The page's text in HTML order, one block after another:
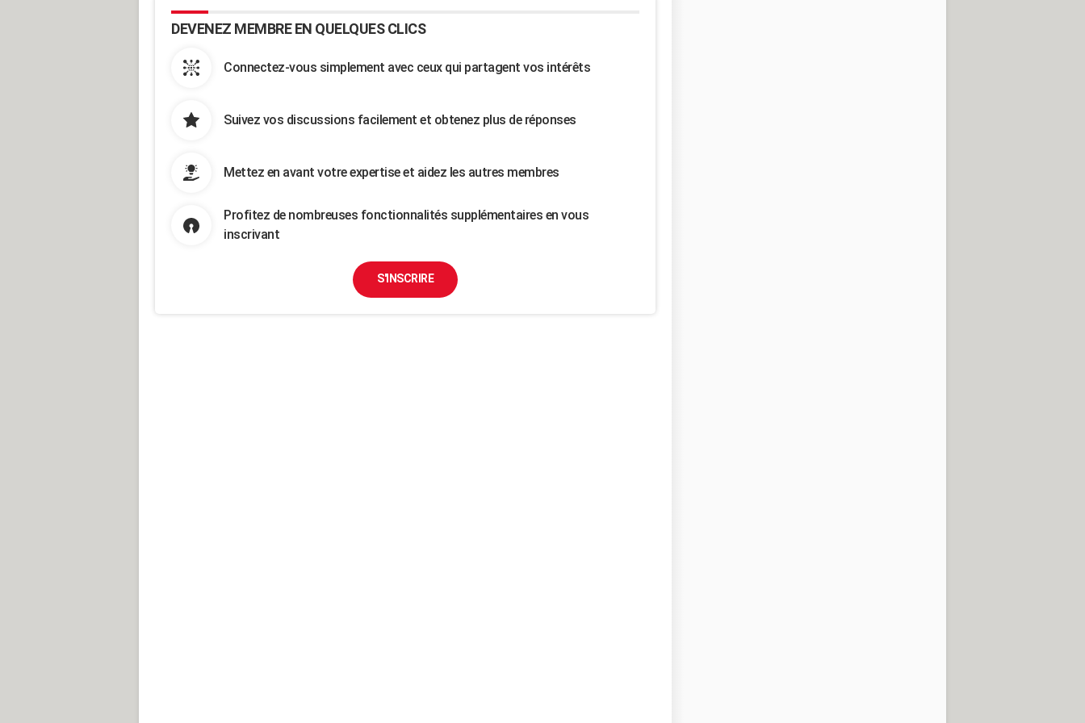
DEVENEZ MEMBRE EN QUELQUES CLICS
Connectez-vous simplement avec ceux qui partagent vos intérêts
Suivez vos discussions facilement et obtenez plus de réponses
Mettez en avant votre expertise et aidez les autres membres
Profitez de nombreuses fonctionnalités supplémentaires en vous
inscrivant
S'INSCRIRE